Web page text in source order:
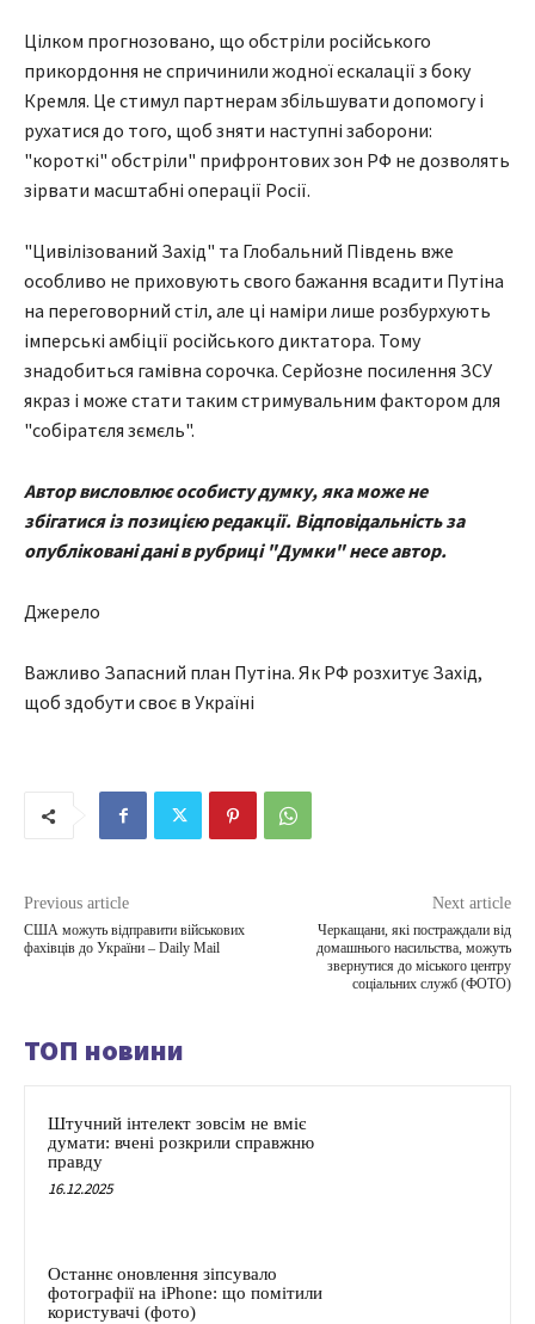
Цілком прогнозовано, що обстріли російського
прикордоння не спричинили жодної ескалації з боку
Кремля. Це стимул партнерам збільшувати допомогу і
рухатися до того, щоб зняти наступні заборони:
"короткі" обстріли" прифронтових зон РФ не дозволять
зірвати масштабні операції Росії.
"Цивілізований Захід" та Глобальний Південь вже
особливо не приховують свого бажання всадити Путіна
на переговорний стіл, але ці наміри лише розбурхують
імперські амбіції російського диктатора. Тому
знадобиться гамівна сорочка. Серйозне посилення ЗСУ
якраз і може стати таким стримувальним фактором для
"собіратєля зємєль".
Автор висловлює особисту думку, яка може не
збігатися із позицією редакції. Відповідальність за
опубліковані дані в рубриці "Думки" несе автор.
Джерело
Важливо Запасний план Путіна. Як РФ розхитує Захід,
щоб здобути своє в Україні
Previous article
США можуть відправити військових
фахівців до України – Daily Mail
Next article
Черкащани, які постраждали від
домашнього насильства, можуть
звернутися до міського центру
соціальних служб (ФОТО)
ТОП новини
Штучний інтелект зовсім не вміє
думати: вчені розкрили справжню
правду
16.12.2025
Останнє оновлення зіпсувало
фотографії на iPhone: що помітили
користувачі (фото)